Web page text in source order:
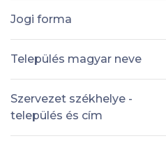
Jogi forma
Település magyar neve
Szervezet székhelye -
település és cím